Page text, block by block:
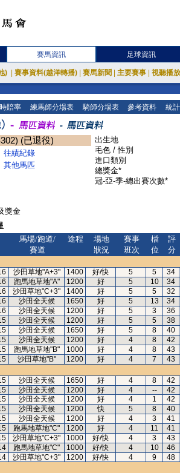
賽馬資訊 足球資訊
) 賽事資料(越洋轉播) 賽馬新聞 主要賽事 視聽播
賠率 練馬師分場表 騎師分場表 參考資料 統
(已退役)
往績紀錄
其他馬匹
出生地
毛色 / 性別
進口類別
總獎金*
冠-亞-季-總出賽次數*
獎金
馬場/跑道/
賽道
途程
場地
狀況
賽事
班次
檔
位
評
分
沙田草地"A+3" 1400 好/快 5 5
34
跑馬地草地"A" 1200 好 5 10
34
沙田草地"C+3" 1400 好 5 5
32
沙田全天候 1650 好 5 13
34
沙田全天候 1200 好 5 3
36
沙田全天候 1200 好 5 5
38
沙田全天候 1650 好 5 8
40
沙田全天候 1200 好 4 8
42
跑馬地草地"B" 1000 好 4 8
43
沙田草地"B" 1200 好 4 7
43
沙田全天候 1650 好 4 8
42
沙田全天候 1200 好 4 --
42
沙田全天候 1200 好 4 1
42
沙田全天候 1200 快 5 8
40
沙田全天候 1200 好 4 3
41
跑馬地草地"C" 1200 好 4 11
41
沙田草地"C+3" 1000 好/快 4 3
43
跑馬地草地"C" 1000 好/快 4 10
46
沙田草地"C+3" 1200 好/快 4 9
48